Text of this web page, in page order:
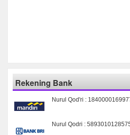
Rekening Bank
Nurul Qod'ri :
Nurul Qodri :